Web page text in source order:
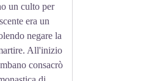
un culto per
era un
negare la
All'inizio
consacrò